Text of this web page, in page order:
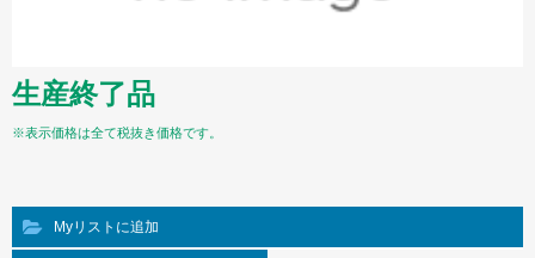
生産終了品
※表示価格は全て税抜き価格です。
Myリストに追加